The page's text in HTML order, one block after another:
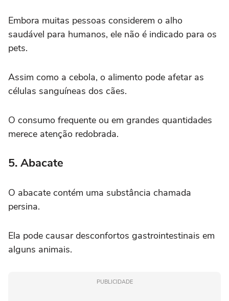
Embora muitas pessoas considerem o alho
saudável para humanos, ele não é indicado para os
pets.
Assim como a cebola, o alimento pode afetar as
células sanguíneas dos cães.
O consumo frequente ou em grandes quantidades
merece atenção redobrada.
5. Abacate
O abacate contém uma substância chamada
persina.
Ela pode causar desconfortos gastrointestinais em
alguns animais.
PUBLICIDADE